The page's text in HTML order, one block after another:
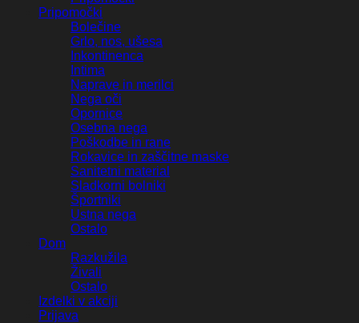
Pripomočki
Bolečine
Grlo, nos, ušesa
Inkontinenca
Intima
Naprave in merilci
Nega oči
Opornice
Osebna nega
Poškodbe in rane
Rokavice in zaščitne maske
Sanitetni material
Sladkorni bolniki
Športniki
Ustna nega
Ostalo
Dom
Razkužila
Živali
Ostalo
Izdelki v akciji
Prijava